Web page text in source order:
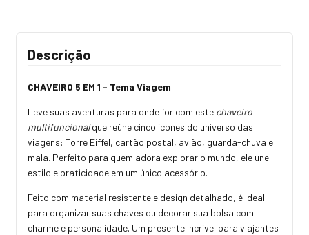
Descrição
CHAVEIRO 5 EM 1 - Tema Viagem
Leve suas aventuras para onde for com este chaveiro
multifuncionalque reúne cinco ícones do universo das
viagens: Torre Eiffel, cartão postal, avião, guarda-chuva e
mala. Perfeito para quem adora explorar o mundo, ele une
estilo e praticidade em um único acessório.
Feito com material resistente e design detalhado, é ideal
para organizar suas chaves ou decorar sua bolsa com
charme e personalidade. Um presente incrível para viajantes